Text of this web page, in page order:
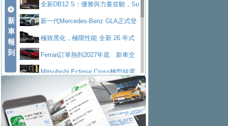
駕，MAZDA CX-90 33T AWD Premium Ca
ptain Seat
EV
技的座駕! Ford Territory中型油電休旅
SO Super Great今日在台登場，結合先進安
ntis四品牌經銷權，全新多品牌旗艦展示中
心開幕啟用
屏東特搜大隊再添新利器 SITRAK
救助器材車買氣不衰、SUZUKI經銷商勇於開啟
全新大店，新北都鈴木占地500坪土城旗艦
2025第七屆ISUZU運轉職人挑戰賽
新
車
報
到
全新DB12 S：優雅與力量並馳，Su
per Tourer的顛峰之作
新一代Mercedes-Benz GLA正式登
場 續航最高657公里、支援320kW快充
極致黑化，極限性能 全新 26 年式
DEFENDER OCTA BLACK 限量登台
Ferrari訂單熱到2027年底 新車交
付至少得等一年以上
Mitsubishi Eclipse Cross轉型純電
休旅 87kWh電池續航超過600公里
全新BMW 318i Touring豪華旅行車
全台限量200台 進化現型
不等零關稅的紅利，Jeep品牌今日
起展開首批車交車Volvo EX60 即將叩關，靜肅性、底